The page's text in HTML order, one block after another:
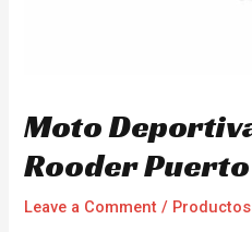
Moto
Rooder
Leave a Comment / Productos